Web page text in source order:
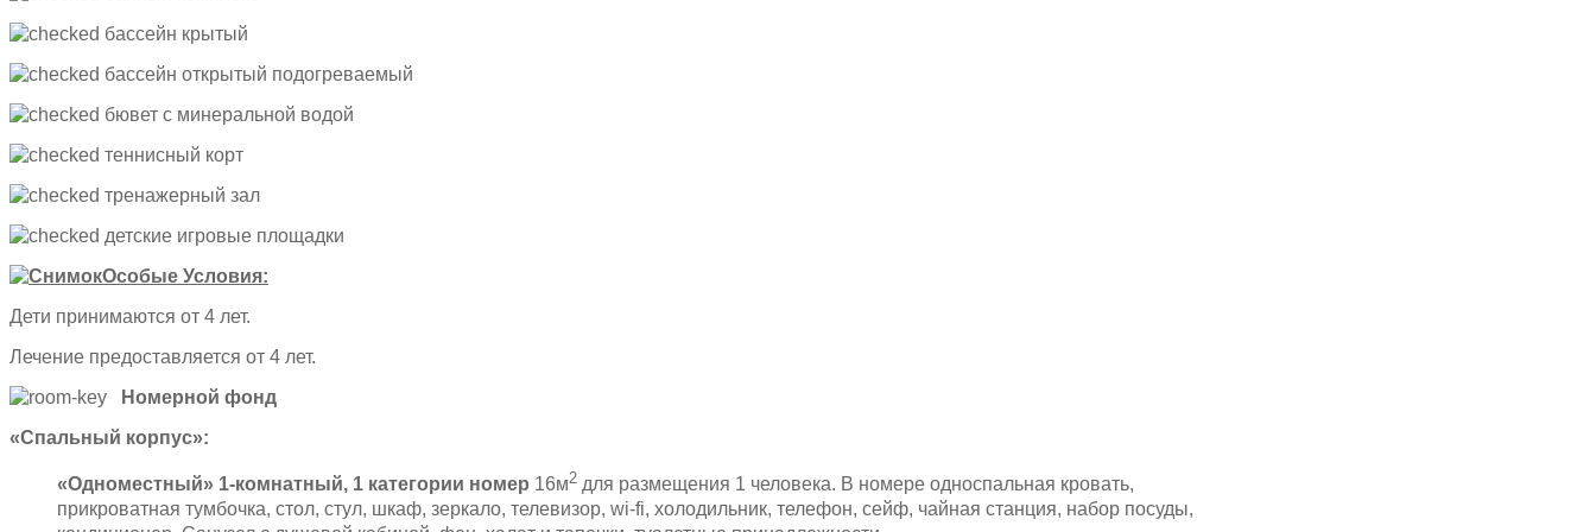
бассейн крытый
бассейн открытый подогреваемый
бювет с минеральной водой
теннисный корт
тренажерный зал
детские игровые площадки
Особые Условия:
Дети принимаются от 4 лет.
Лечение предоставляется от 4 лет.
Номерной фонд
«Спальный корпус»:
«Одноместный» 1-комнатный, 1 категории номер 16м2 для размещения 1 человека. В номере односпальная кровать,
прикроватная тумбочка, стол, стул, шкаф, зеркало, телевизор, wi-fi, холодильник, телефон, сейф, чайная станция, набор посуды,